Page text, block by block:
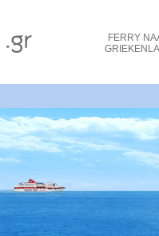
FERRY
Ferries - Ferry Aanbiedingen -